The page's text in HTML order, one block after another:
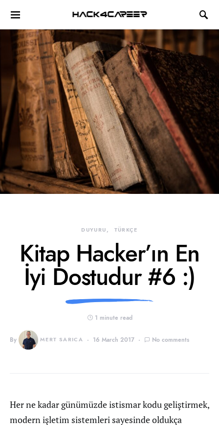
Hack4Career
DUYURU TÜRKÇE
Kitap Hacker’ın En
İyi Dostudur #6 :)
1 minute read
By MERT SARICA 16 March 2017 No comments
Her ne kadar günümüzde istismar kodu geliştirmek,
modern işletim sistemleri sayesinde oldukça